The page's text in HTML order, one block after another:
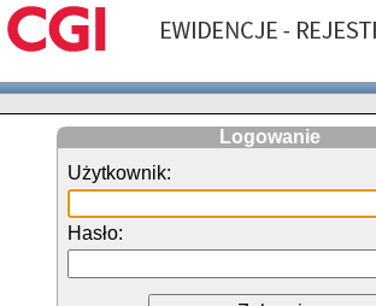
Logowanie
Użytkownik:
Hasło: